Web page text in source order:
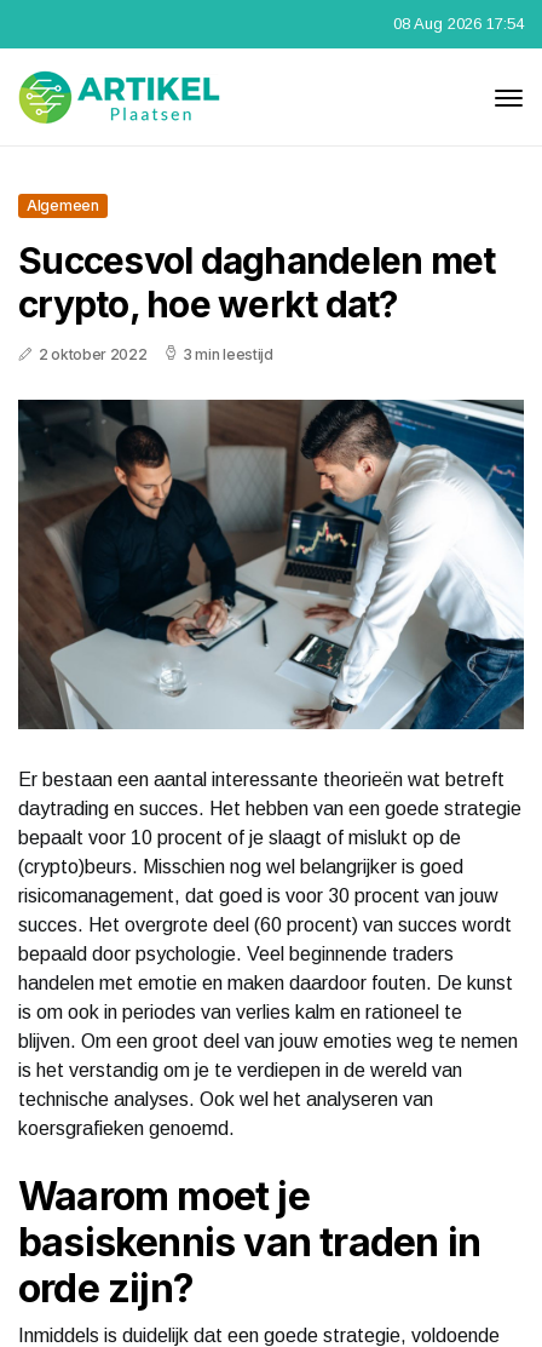
08 Aug 2026 17:54
Algemeen
Succesvol daghandelen met
crypto, hoe werkt dat?
2 oktober 2022 3 min leestijd
Er bestaan een aantal interessante theorieën wat betreft
daytrading en succes. Het hebben van een goede strategie
bepaalt voor 10 procent of je slaagt of mislukt op de
(crypto)beurs. Misschien nog wel belangrijker is goed
risicomanagement, dat goed is voor 30 procent van jouw
succes. Het overgrote deel (60 procent) van succes wordt
bepaald door psychologie. Veel beginnende traders
handelen met emotie en maken daardoor fouten. De kunst
is om ook in periodes van verlies kalm en rationeel te
blijven. Om een groot deel van jouw emoties weg te nemen
is het verstandig om je te verdiepen in de wereld van
technische analyses. Ook wel het analyseren van
koersgrafieken genoemd.
Waarom moet je
basiskennis van traden in
orde zijn?
Inmiddels is duidelijk dat een goede strategie, voldoende